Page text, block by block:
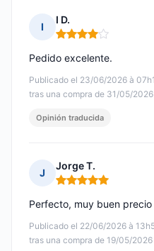
I
I D.
Nota: 4 de 5
Publicado el 23/06/2026 à
tras una compra de 31/05/2026
Pedido excelente.
Opinión traducida
J
Jorge T.
Nota: 5 de 5
Publicado el 22/06/2026 à
tras una compra de 19/05/2026
Perfecto, muy buen